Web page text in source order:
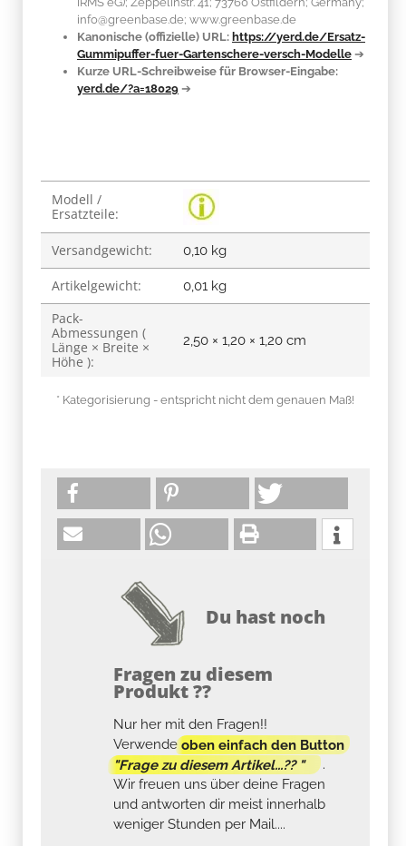
info@greenbase.de; www.greenbase.de
Kanonische (offizielle) URL: https://yerd.de/Ersatz-
Gummipuffer-fuer-Gartenschere-versch-Modelle ➔
Kurze URL-Schreibweise für Browser-Eingabe:
yerd.de/?a=18029 ➔
Produkteigenschaft
Wert
Modell /
Ersatzteile:
Versandgewicht: 0,10 kg
Artikelgewicht: 0,01 kg
Pack-
Abmessungen (
Länge × Breite ×
Höhe ):
2,50 × 1,20 × 1,20 cm
* Kategorisierung - entspricht nicht dem genauen Maß!
Du hast noch
Fragen zu diesem
Produkt ??
Nur her mit den Fragen!!
Verwendeoben einfach den Button
"Frage zu diesem Artikel...?? "
.
Wir freuen uns über deine Fragen
und antworten dir meist innerhalb
weniger Stunden per Mail....